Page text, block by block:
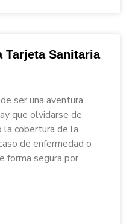
Tarjeta Sanitaria
ser una aventura
que olvidarse de
la cobertura de la
de enfermedad o
forma segura por